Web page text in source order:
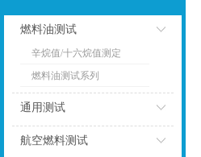
燃料油测试
点击
辛烷值/十六烷值测定
燃料油测试系列
通用测试
航空燃料测试